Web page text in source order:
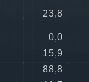
23,8
0,0
15,9
88,8